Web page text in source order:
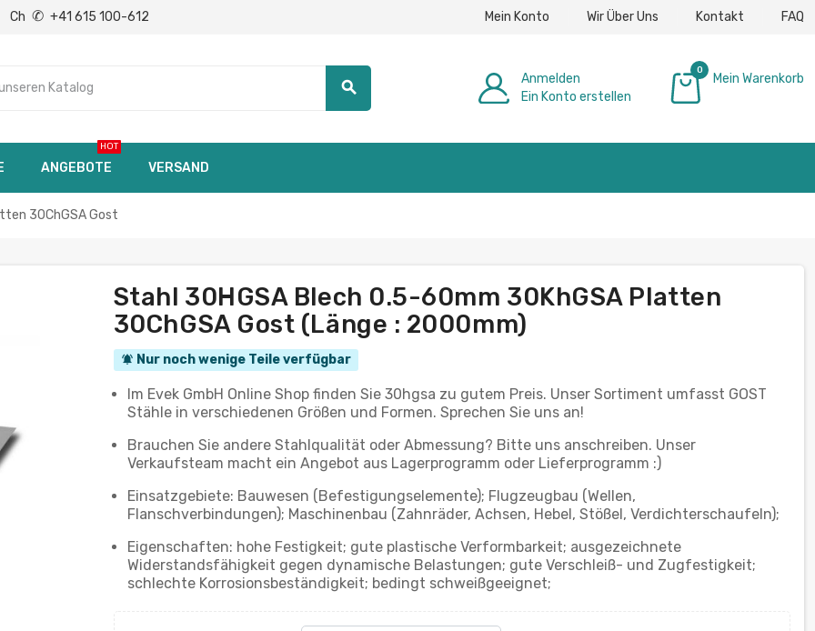
Ch ✆ +41 615 100-612 Mein Konto Wir Über Uns Kontakt FAQ
search
Anmelden
Ein Konto erstellen
0
Mein Warenkorb
ANGEBOTE
HOT
VERSAND
30ChGSA Gost
Stahl 30HGSA Blech 0.5-60mm 30KhGSA Platten
30ChGSA Gost (Länge : 2000mm)
notifications_active Nur noch wenige Teile verfügbar
Im Evek GmbH Online Shop finden Sie 30hgsa zu gutem Preis. Unser Sortiment umfasst GOST
Stähle in verschiedenen Größen und Formen. Sprechen Sie uns an!
Brauchen Sie andere Stahlqualität oder Abmessung? Bitte uns anschreiben. Unser
Verkaufsteam macht ein Angebot aus Lagerprogramm oder Lieferprogramm :)
Einsatzgebiete: Bauwesen (Befestigungselemente); Flugzeugbau (Wellen,
Flanschverbindungen); Maschinenbau (Zahnräder, Achsen, Hebel, Stößel, Verdichterschaufeln);
Eigenschaften: hohe Festigkeit; gute plastische Verformbarkeit; ausgezeichnete
Widerstandsfähigkeit gegen dynamische Belastungen; gute Verschleiß- und Zugfestigkeit;
schlechte Korrosionsbeständigkeit; bedingt schweißgeeignet;